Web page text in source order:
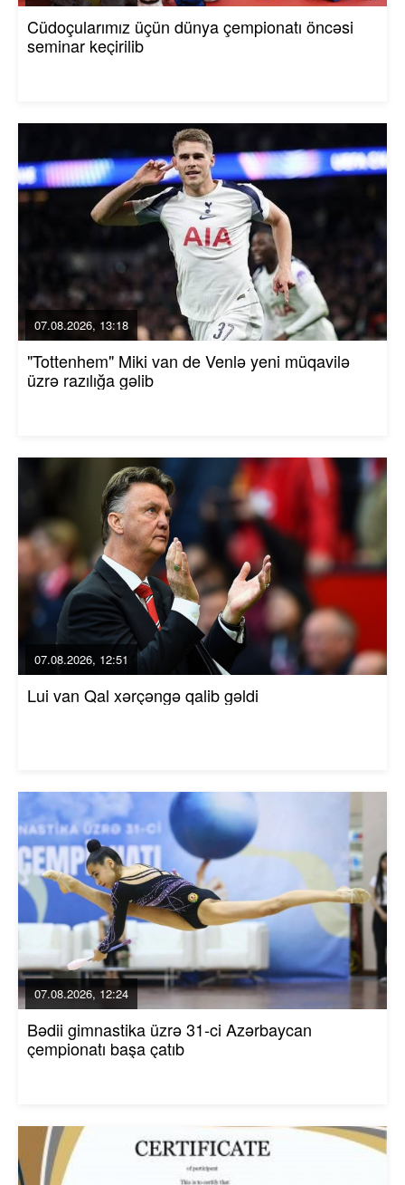
Cüdoçularımız üçün dünya çempionatı öncəsi
seminar keçirilib
07.08.2026, 13:18
"Tottenhem" Miki van de Venlə yeni müqavilə
üzrə razılığa gəlib
07.08.2026, 12:51
Lui van Qal xərçəngə qalib gəldi
07.08.2026, 12:24
Bədii gimnastika üzrə 31-ci Azərbaycan
çempionatı başa çatıb